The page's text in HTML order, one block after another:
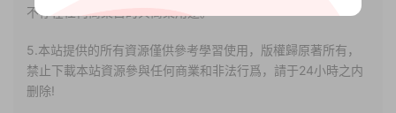
不存在任何商業目的與商業用途。
5.本站提供的所有資源僅供參考學習使用，版權歸原著所有，
禁止下載本站資源參與任何商業和非法行爲，請于24小時之内
删除!